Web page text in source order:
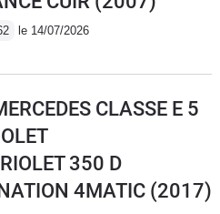
le 14/07/2026
CLASSE E 5
350 D
4MATIC (2017)